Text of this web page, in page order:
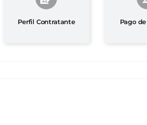
Perfil Contratante Pago